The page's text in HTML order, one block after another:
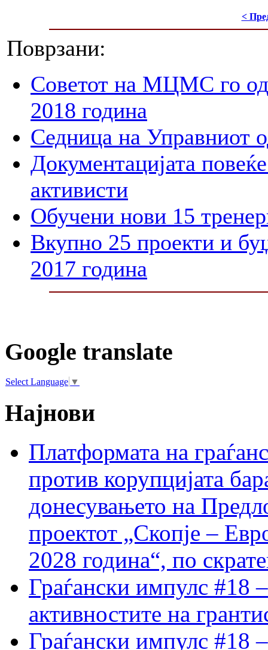
<
Поврзани:
Советот на МЦМС го
2018 година
Седница на
Документацијата
активисти
Обучени нови 15
Вкупно 25 проекти и
2017 година
Google translate
Select Language ▼
Најнови
Платформата на
против корупцијата
донесувањето на
проектот „Скопје –
2028 година“, по
Граѓански импулс #18
активностите на
Граѓански импулс #18